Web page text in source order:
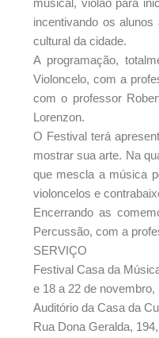
musical, violão para
incentivando os
cultural da cidade.
A programação,
Violoncelo, com a
com o professor
Lorenzon.
O Festival terá
mostrar sua arte. Na
que mescla a música
violoncelos e
Encerrando as
Percussão, com a
SERVIÇO
Festival Casa da
e 18 a 22 de novembro,
Auditório da Casa da
Rua Dona Geralda,